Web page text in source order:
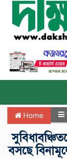
Home
বসছে